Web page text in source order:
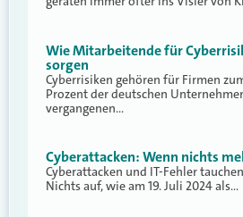
Wie Mitarbeitende für
sorgen
Cyberrisiken gehören für Firmen
Prozent der deutschen
vergangenen…
Cyberattacken: Wenn nichts
Cyberattacken und IT-Fehler
Nichts auf, wie am 19. Juli 2024 als…